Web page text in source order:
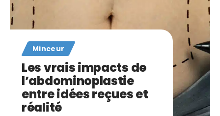
Minceur
Les vrais impacts de
l’abdominoplastie
entre idées reçues et
réalité